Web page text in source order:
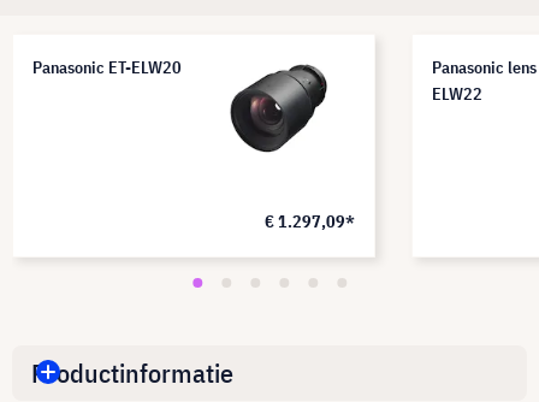
Panasonic ET-ELW20
€ 1.297,09*
Panasonic lens
ELW22
Productinformatie